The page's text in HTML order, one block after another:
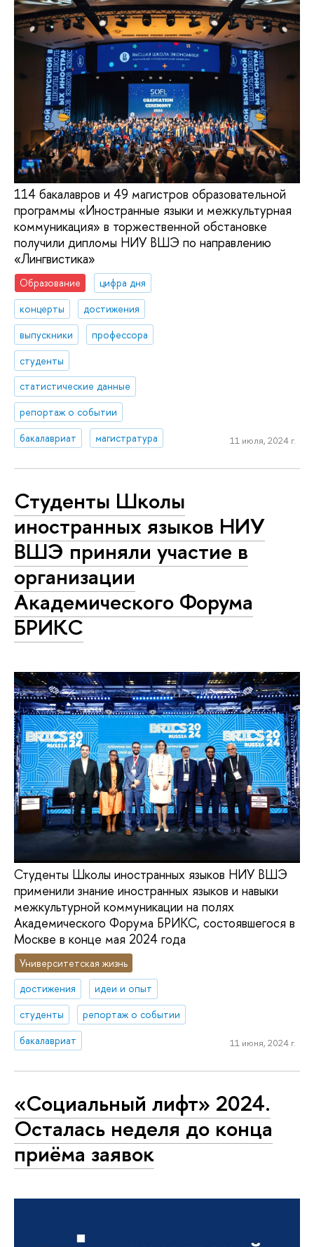
114 бакалавров и 49 магистров образовательной
программы «Иностранные языки и межкультурная
коммуникация» в торжественной обстановке
получили дипломы НИУ ВШЭ по направлению
«Лингвистика»
Образование
цифра дня
концерты
достижения
выпускники
профессора
студенты
статистические данные
репортаж о событии
бакалавриат
магистратура 11 июля, 2024 г.
Студенты Школы
иностранных языков НИУ
ВШЭ приняли участие в
организации
Академического Форума
БРИКС
Студенты Школы иностранных языков НИУ ВШЭ
применили знание иностранных языков и навыки
межкультурной коммуникации на полях
Академического Форума БРИКС, состоявшегося в
Москве в конце мая 2024 года
Университетская жизнь
достижения
идеи и опыт
студенты
репортаж о событии
бакалавриат
11 июня, 2024 г.
«Социальный лифт» 2024.
Осталась неделя до конца
приёма заявок